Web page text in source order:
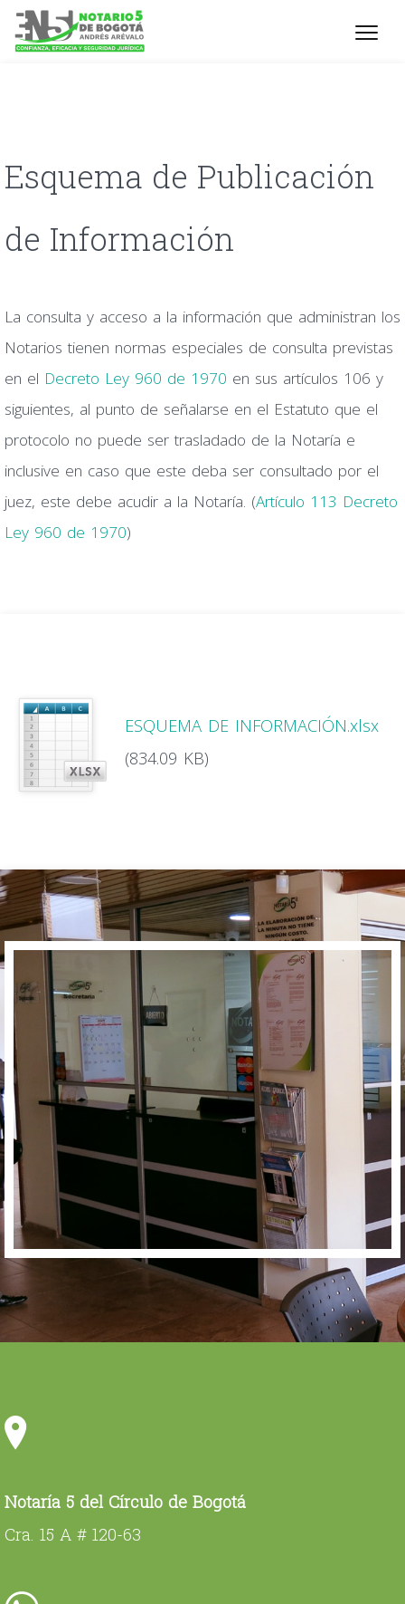
Esquema de Publicación
de Información
La consulta y acceso a la información que administran los
Notarios tienen normas especiales de consulta previstas
en el Decreto Ley 960 de 1970 en sus artículos 106 y
siguientes, al punto de señalarse en el Estatuto que el
protocolo no puede ser trasladado de la Notaría e
inclusive en caso que este deba ser consultado por el
juez, este debe acudir a la Notaría. (Artículo 113 Decreto
Ley 960 de 1970)
ESQUEMA DE INFORMACIÓN.xlsx
(834.09 KB)
Notaría 5 del Círculo de Bogotá
Cra. 15 A # 120-63